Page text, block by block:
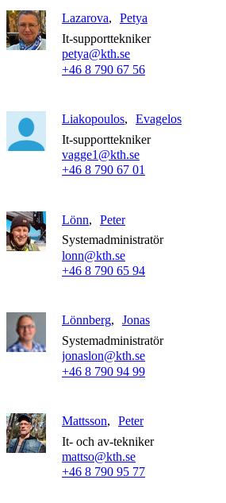
Lazarova
Petya
It-supporttekniker
petya@kth.se
+46 8 790 67 56
Liakopoulos
Evagelos
It-supporttekniker
vagge1@kth.se
+46 8 790 67 01
Lönn
Peter
Systemadministratör
lonn@kth.se
+46 8 790 65 94
Lönnberg
Jonas
Systemadministratör
jonaslon@kth.se
+46 8 790 94 99
Mattsson
Peter
It- och av-tekniker
mattso@kth.se
+46 8 790 95 77